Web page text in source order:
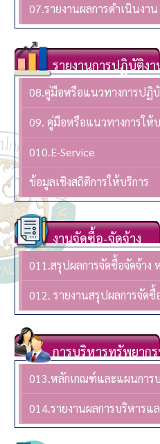
07.รายงานผลการดำเนินงาน
รายงานการปฏิบัติงาน
08.คู่มือหรือแนวทางการปฏิ
09. คู่มือหรือแนวทางการให้
010.E-Service
ข้อมูลเชิงสถิติการให้บริการ
งานจัดซื้อ-จัดจ้าง
011.สรุปผลการจัดซื้อจัดจ้า
012. รายงานสรุปผลการจัด
การบริหารทรัพยากร
013.หลักเกณฑ์และแผนกา
014.รายงานผลการบริหาร